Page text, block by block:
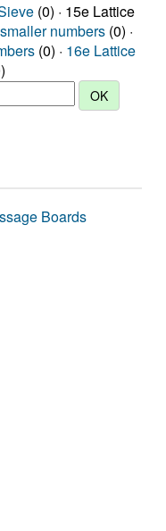
(0) · 15e Lattice
numbers (0) ·
(0) · 16e Lattice
Boards